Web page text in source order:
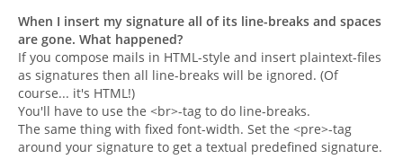
When I insert my signature all of its line-breaks and spaces
are gone. What happened?
If you compose mails in HTML-style and insert plaintext-files
as signatures then all line-breaks will be ignored. (Of
course... it's HTML!)
You'll have to use the <br>-tag to do line-breaks.
The same thing with fixed font-width. Set the <pre>-tag
around your signature to get a textual predefined signature.